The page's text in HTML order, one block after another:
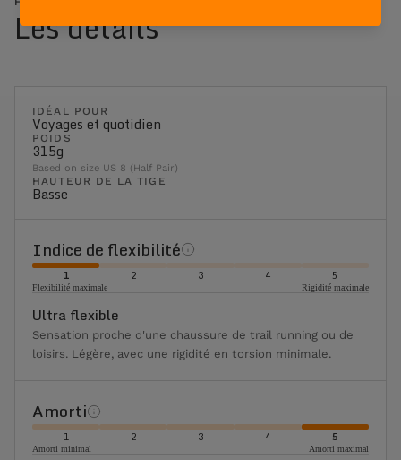
Les détails
IDÉAL POUR
Voyages et quotidien
POIDS
315g
Based on size US 8 (Half Pair)
HAUTEUR DE LA TIGE
Basse
Indice de flexibilité
1 2 3 4 5
Flexibilité maximale Rigidité maximale
Ultra flexible
Sensation proche d'une chaussure de trail running ou de
loisirs. Légère, avec une rigidité en torsion minimale.
Amorti
1 2 3 4 5
Amorti minimal Amorti maximal